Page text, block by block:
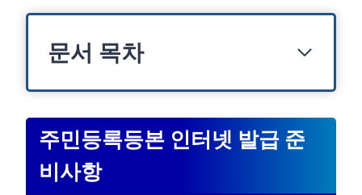
문서 목차
주민등록등본 인터넷 발급 준
비사항